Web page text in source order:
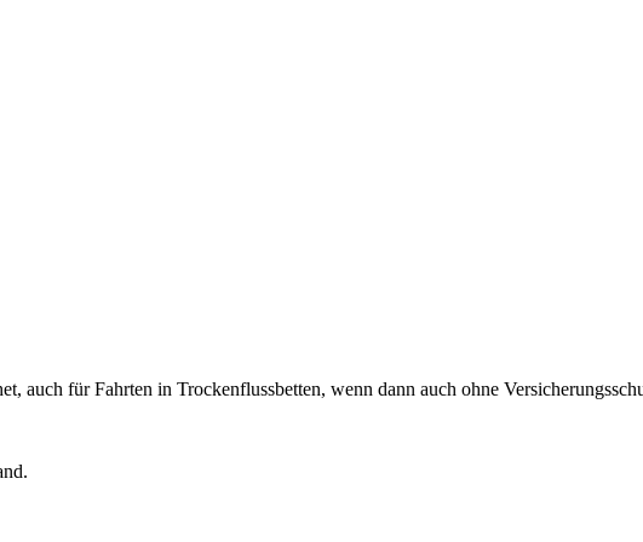
auch für Fahrten in Trockenflussbetten, wenn dann auch ohne